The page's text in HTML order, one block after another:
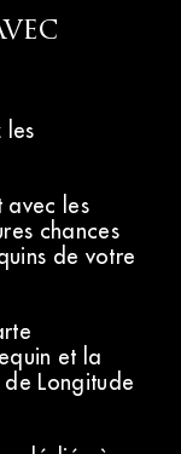
les
avec les
chances
de votre
et la
Longitude